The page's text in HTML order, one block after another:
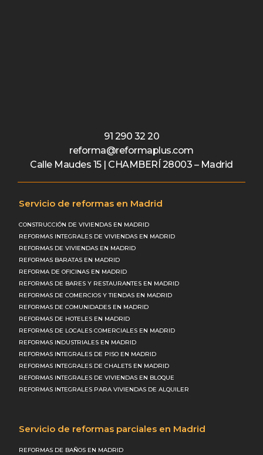
91 290 32 20
reforma@reformaplus.com
Calle Maudes 15 | CHAMBERÍ 28003 – Madrid
Servicio de reformas en Madrid
CONSTRUCCIÓN DE VIVIENDAS EN MADRID
REFORMAS INTEGRALES DE VIVIENDAS EN MADRID
REFORMAS DE VIVIENDAS EN MADRID
REFORMAS BARATAS EN MADRID
REFORMA DE OFICINAS EN MADRID
REFORMAS DE BARES Y RESTAURANTES EN MADRID
REFORMAS DE COMERCIOS Y TIENDAS EN MADRID
REFORMAS DE COMUNIDADES EN MADRID
REFORMAS DE HOTELES EN MADRID
REFORMAS DE LOCALES COMERCIALES EN MADRID
REFORMAS INDUSTRIALES EN MADRID
REFORMAS INTEGRALES DE PISO EN MADRID
REFORMAS INTEGRALES DE CHALETS EN MADRID
REFORMAS INTEGRALES DE VIVIENDAS EN BLOQUE
REFORMAS INTEGRALES PARA VIVIENDAS DE ALQUILER
Servicio de reformas parciales en Madrid
REFORMAS DE BAÑOS EN MADRID